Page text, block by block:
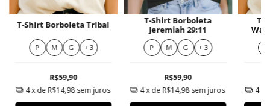
T-Shirt Borboleta Tribal
P M G + 3
R$59,90
4x de R$14,98 sem juros
T-Shirt Borboleta
Jeremiah 29:11
P M G + 3
R$59,90
4x de R$14,98sem juros
T-
4